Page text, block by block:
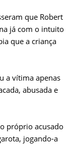
que Robert
já com o intuito
que a criança
a vítima apenas
abusada e
próprio acusado
jogando-a